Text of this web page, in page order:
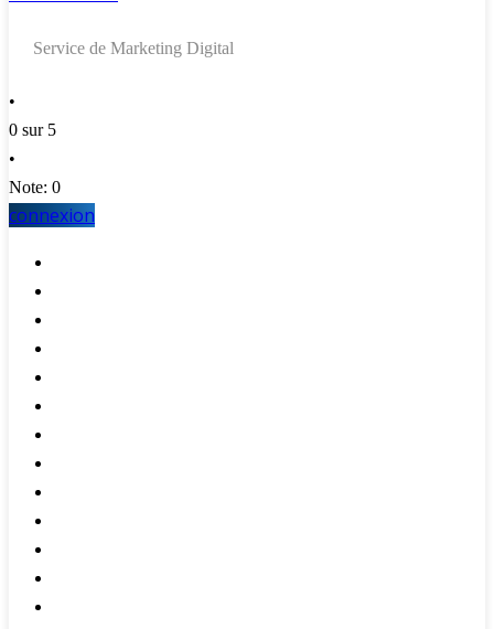
Service de Marketing Digital
•
0 sur 5
•
Note: 0
connexion